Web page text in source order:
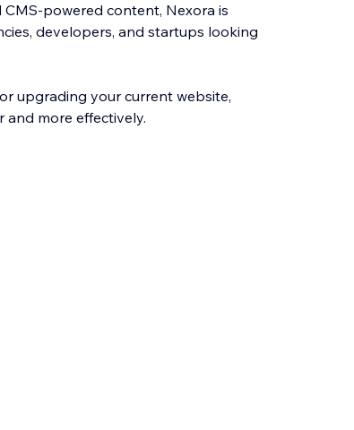
powered content, Nexora is
developers, and startups looking
upgrading your current website,
more effectively.